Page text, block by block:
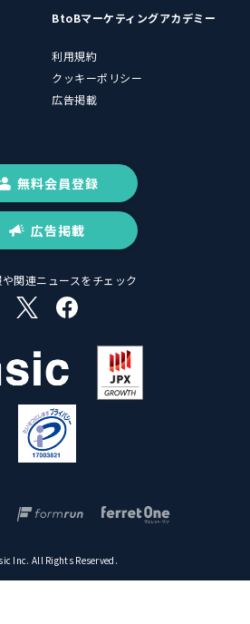
BtoBマーケティングアカデミー
利用規約
クッキーポリシー
広告掲載
無料会員登録
広告掲載
関連ニュースをチェック
Inc. All Rights Reserved.